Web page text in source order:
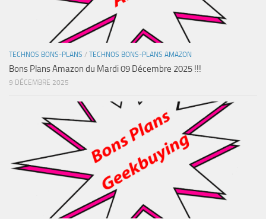
TECHNOS BONS-PLANS / TECHNOS BONS-PLANS AMAZON
Bons Plans Amazon du Mardi 09 Décembre 2025 !!!
9 DÉCEMBRE 2025